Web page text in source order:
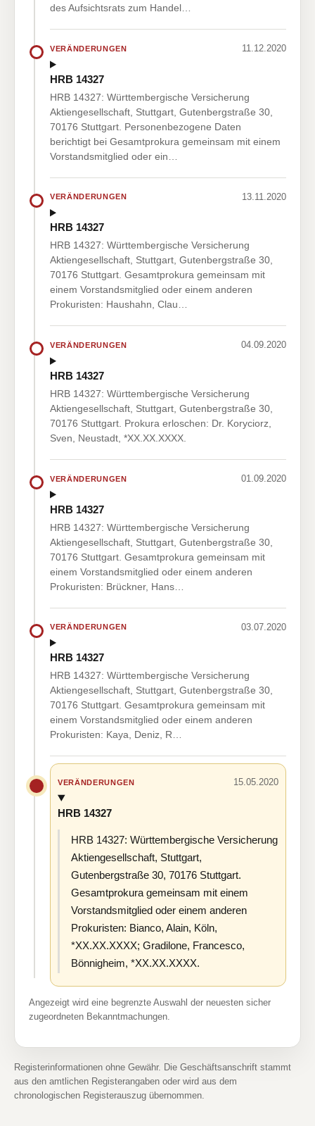
des Aufsichtsrats zum Handel…
VERÄNDERUNGEN 11.12.2020
HRB 14327
HRB 14327: Württembergische Versicherung
Aktiengesellschaft, Stuttgart, Gutenbergstraße 30,
70176 Stuttgart. Personenbezogene Daten
berichtigt bei Gesamtprokura gemeinsam mit einem
Vorstandsmitglied oder ein…
VERÄNDERUNGEN 13.11.2020
HRB 14327
HRB 14327: Württembergische Versicherung
Aktiengesellschaft, Stuttgart, Gutenbergstraße 30,
70176 Stuttgart. Gesamtprokura gemeinsam mit
einem Vorstandsmitglied oder einem anderen
Prokuristen: Haushahn, Clau…
VERÄNDERUNGEN 04.09.2020
HRB 14327
HRB 14327: Württembergische Versicherung
Aktiengesellschaft, Stuttgart, Gutenbergstraße 30,
70176 Stuttgart. Prokura erloschen: Dr. Koryciorz,
Sven, Neustadt, *XX.XX.XXXX.
VERÄNDERUNGEN 01.09.2020
HRB 14327
HRB 14327: Württembergische Versicherung
Aktiengesellschaft, Stuttgart, Gutenbergstraße 30,
70176 Stuttgart. Gesamtprokura gemeinsam mit
einem Vorstandsmitglied oder einem anderen
Prokuristen: Brückner, Hans…
VERÄNDERUNGEN 03.07.2020
HRB 14327
HRB 14327: Württembergische Versicherung
Aktiengesellschaft, Stuttgart, Gutenbergstraße 30,
70176 Stuttgart. Gesamtprokura gemeinsam mit
einem Vorstandsmitglied oder einem anderen
Prokuristen: Kaya, Deniz, R…
VERÄNDERUNGEN 15.05.2020
HRB 14327
HRB 14327: Württembergische Versicherung
Aktiengesellschaft, Stuttgart,
Gutenbergstraße 30, 70176 Stuttgart.
Gesamtprokura gemeinsam mit einem
Vorstandsmitglied oder einem anderen
Prokuristen: Bianco, Alain, Köln,
*XX.XX.XXXX; Gradilone, Francesco,
Bönnigheim, *XX.XX.XXXX.
Angezeigt wird eine begrenzte Auswahl der neuesten sicher
zugeordneten Bekanntmachungen.
Registerinformationen ohne Gewähr. Die Geschäftsanschrift stammt
aus den amtlichen Registerangaben oder wird aus dem
chronologischen Registerauszug übernommen.